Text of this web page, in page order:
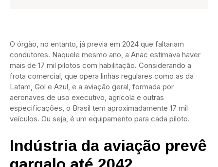
O órgão, no entanto, já previa em 2024 que faltariam
condutores. Naquele mesmo ano, a Anac estimava haver
mais de 17 mil pilotos com habilitação. Considerando a
frota comercial, que opera linhas regulares como as da
Latam, Gol e Azul, e a aviação geral, formada por
aeronaves de uso executivo, agrícola e outras
especificações, o Brasil tem aproximadamente 17 mil
veículos. Ou seja, é um equipamento para cada piloto.
Indústria da aviação prevê